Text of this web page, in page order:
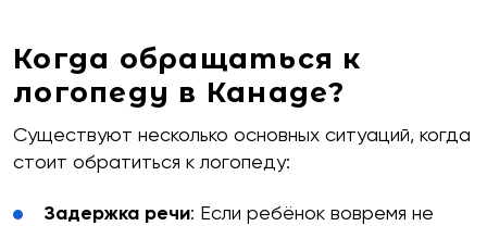
Когда обращаться к
логопеду в Канаде?
Существуют несколько основных ситуаций, когда
стоит обратиться к логопеду:
Задержка речи: Если ребёнок вовремя не